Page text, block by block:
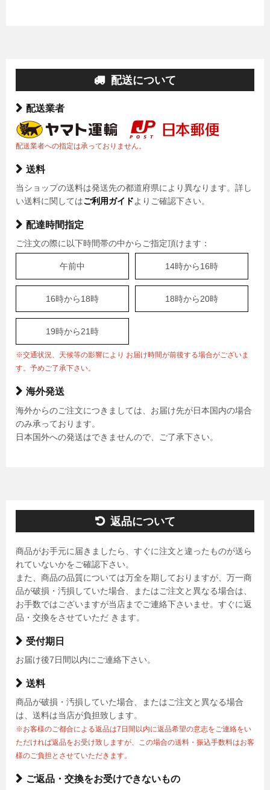
配送について
配送業者
配送業者への指定は承っておりません。
送料
当ショップの送料は発送先の都道府県により異なります。詳し
い送料に関してはご利用ガイドよりご確認下さい。
配達時間指定
ご注文の際に以下時間帯の中からご指定頂けます：
午前中 14時から16時
16時から18時 18時から20時
19時から21時
※交通状況、天候等の影響により お届け時間が前後する場合がございま
す。予めご了承下さい。
海外発送
海外からのご注文につきましては、お届け先が日本国内の場合
のみ承っております。
日本国外への発送はできませんので、ご了承下さい。
返品について
商品がお手元に届きましたら、すぐに注文と違ったものが送ら
れていないかをご確認下さい。
また、商品の品質については万全を期しておりますが、万一商
品が破損・汚損していた場合、またはご注文と異なる場合は、
お手数ではございますが当店までご連絡下さいませ。すぐに返
品・交換をさせていただ きます。
受付期日
お届け後7日間以内にご連絡下さい。
送料
商品が破損・汚損していた場合、またはご注文と異なる場合
は、送料は当店が負担致します。
※お客様のご都合による返品は7日間以内に返品希望の意志をご連絡をい
ただければ返品をお受け致しますが、この場合の送料・振込手数料はお客
様のご負担とさせていただきます。
ご返品・交換をお受けできないもの